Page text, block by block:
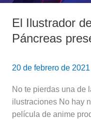
El Ilustrador
Páncreas
20 de febrero de 2021
No te pierdas una de
ilustraciones No hay
película de anime